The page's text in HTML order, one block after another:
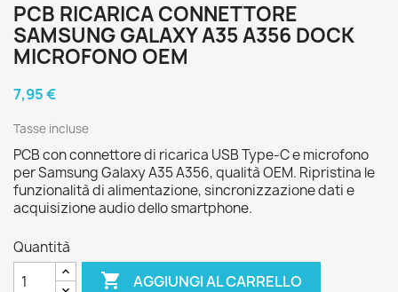
PCB RICARICA CONNETTORE
SAMSUNG GALAXY A35 A356 DOCK
MICROFONO OEM
7,95 €
Tasse incluse
PCB con connettore di ricarica USB Type-C e microfono
per Samsung Galaxy A35 A356, qualità OEM. Ripristina le
funzionalità di alimentazione, sincronizzazione dati e
acquisizione audio dello smartphone.
Quantità
 AGGIUNGI AL CARRELLO